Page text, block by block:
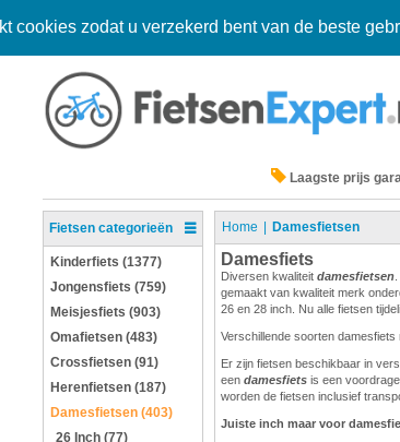
cookies zodat u verzekerd bent van de beste
Laagste prijs
Fietsen categorieën
Kinderfiets (1377)
Jongensfiets (759)
Meisjesfiets (903)
Omafietsen (483)
Crossfietsen (91)
Herenfietsen (187)
Damesfietsen (403)
26 Inch (77)
Home Damesfietsen
Damesfiets
Diversen kwaliteit damesfietsen.
gemaakt van kwaliteit merk
26 en 28 inch. Nu alle fietsen
Verschillende soorten damesfiets
Er zijn fietsen beschikbaar in
een damesfiets is een
worden de fietsen inclusief
Juiste inch maar voor